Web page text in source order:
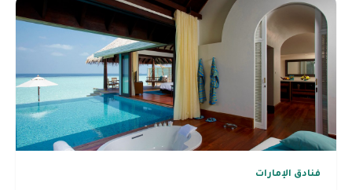
فنادق الإمارات